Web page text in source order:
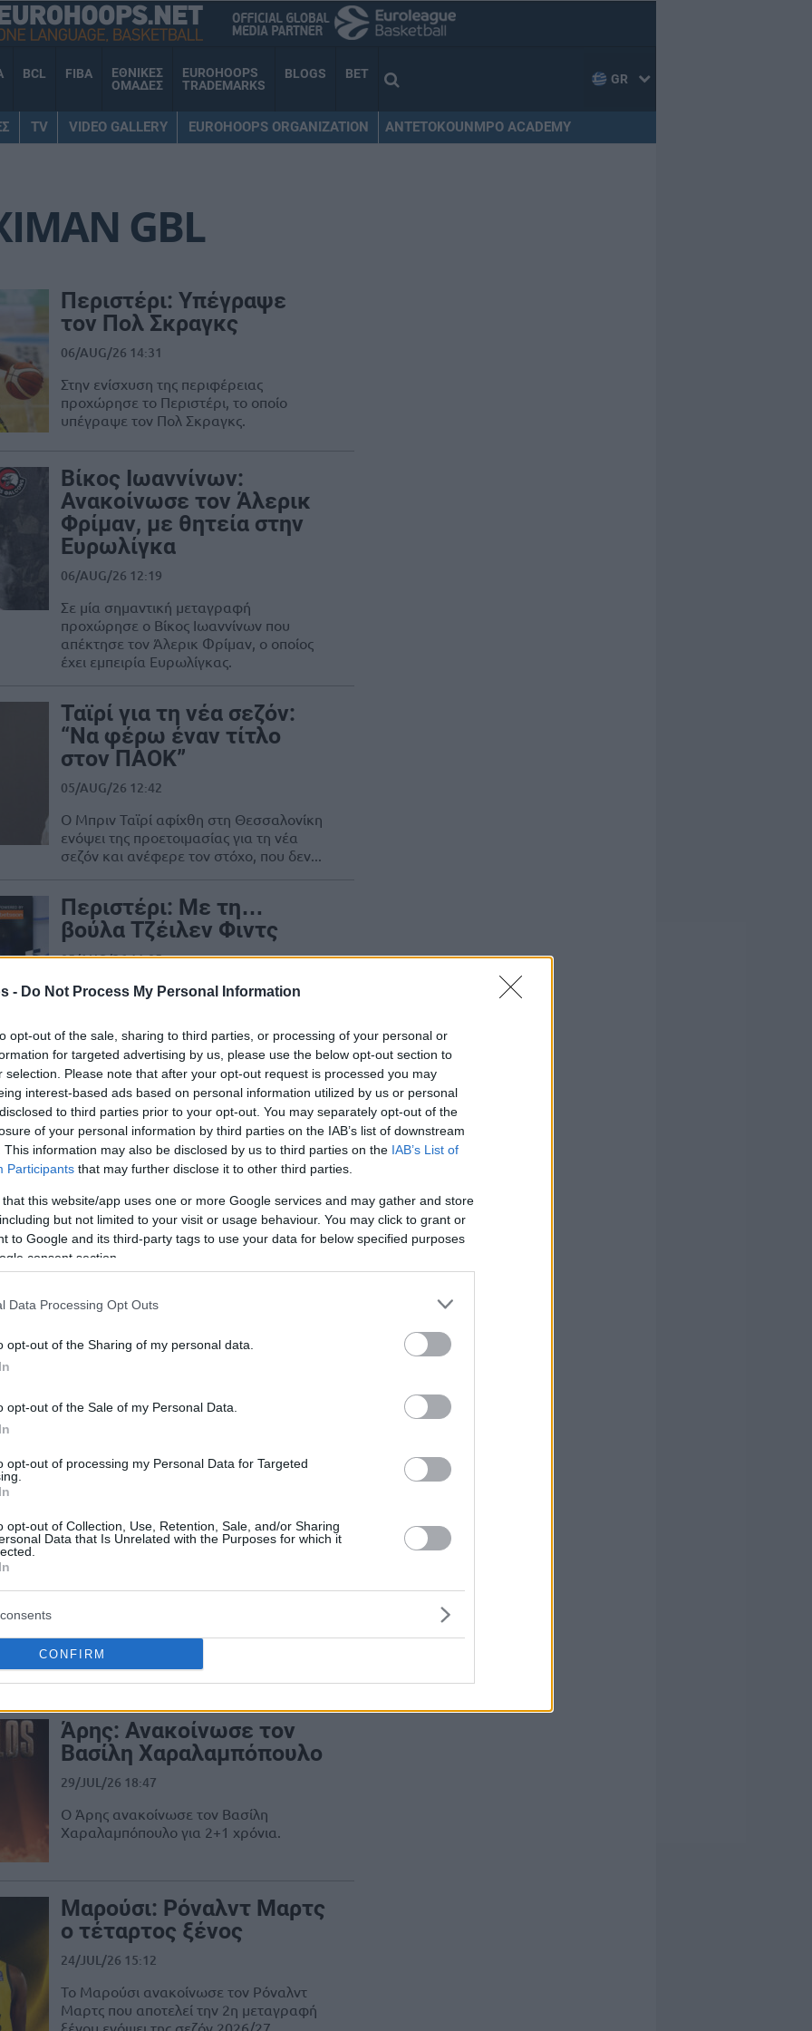
- Do Not Process My Personal Information
opt-out of the sale, sharing to third parties, or processing of your personal or
for targeted advertising by us, please use the below opt-out section to
selection. Please note that after your opt-out request is processed you may
interest-based ads based on personal information utilized by us or personal
to third parties prior to your opt-out. You may separately opt-out of the
of your personal information by third parties on the IAB’s list of downstream
This information may also be disclosed by us to third parties on the IAB’s List of
Participants that may further disclose it to other third parties.
that this website/app uses one or more Google services and may gather and store
but not limited to your visit or usage behaviour. You may click to grant or
to Google and its third-party tags to use your data for below specified purposes
consent section.
Data Processing Opt Outs
opt-out of the Sharing of my personal data.
opt-out of the Sale of my Personal Data.
opt-out of processing my Personal Data for Targeted
opt-out of Collection, Use, Retention, Sale, and/or Sharing
Data that Is Unrelated with the Purposes for which it
CONFIRM
BCL FIBA
ΕΘΝΙΚΕΣ
ΟΜΑΔΕΣ
EUROHOOPS
TRADEMARKS
BLOGS BET GR
TV VIDEO GALLERY EUROHOOPS ORGANIZATION ANTETOKOUNMPO ACADEMY
GBL
Περιστέρι: Υπέγραψε
τον Πολ Σκραγκς
06/AUG/26 14:31
Στην ενίσχυση της περιφέρειας
προχώρησε το Περιστέρι, το οποίο
υπέγραψε τον Πολ Σκραγκς.
Βίκος Ιωαννίνων:
Ανακοίνωσε τον Άλερικ
Φρίμαν, με θητεία στην
Ευρωλίγκα
06/AUG/26 12:19
Σε μία σημαντική μεταγραφή
προχώρησε ο Βίκος Ιωαννίνων που
απέκτησε τον Άλερικ Φρίμαν, ο οποίος
έχει εμπειρία Ευρωλίγκας.
Ταϊρί για τη νέα σεζόν:
“Να φέρω έναν τίτλο
στον ΠΑΟΚ”
05/AUG/26 12:42
Ο Μπριν Ταϊρί αφίχθη στη Θεσσαλονίκη
ενόψει της προετοιμασίας για τη νέα
σεζόν και ανέφερε τον στόχο, που δεν...
Περιστέρι: Με τη…
βούλα Τζέιλεν Φιντς
05/AUG/26 11:05
Το Περιστέρι επισημοποίησε την
Περσίδης: “Ο ΠΑΟΚ
αλλάζει επίπεδο, μας
περιμένει μεγάλη
χρονιά”
Ο Νίκος Περσίδης μίλησε για τη νέα
εποχή του ΠΑΟΚ, στην οποία και θα
είναι μέλος.
Από το Λαύριο στην ελίτ:
Ευρωλίγκα και NBA
Οι 7+1 παίκτες που ξεκίνησαν από το
“Μας διαβεβαίωσε ότι
δεν θα αυξηθούν οι ξένοι
30/JUL/26 20:33
μέλη του ΠΣΑΚΚ και αναφέρουν ότι ο
Αναπληρωτής Υπουργός Αθλητισμού,
τους διαβεβαίωσε ότι δεν...
Άρης: Ανακοίνωσε τον
Βασίλη Χαραλαμπόπουλο
29/JUL/26 18:47
Ο Άρης ανακοίνωσε τον Βασίλη
Χαραλαμπόπουλο για 2+1 χρόνια.
Μαρούσι: Ρόναλντ Μαρτς
ο τέταρτος ξένος
24/JUL/26 15:12
Το Μαρούσι ανακοίνωσε τον Ρόναλντ
Μαρτς που αποτελεί την 2η μεταγραφή